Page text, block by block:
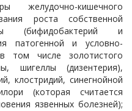
желудочно-кишечного
роста собственной
(бифидобактерий и
патогенной и условно-
том числе золотистого
шигеллы (дизентерия),
клостридий, синегнойной
(которая считается
язвенных болезней);